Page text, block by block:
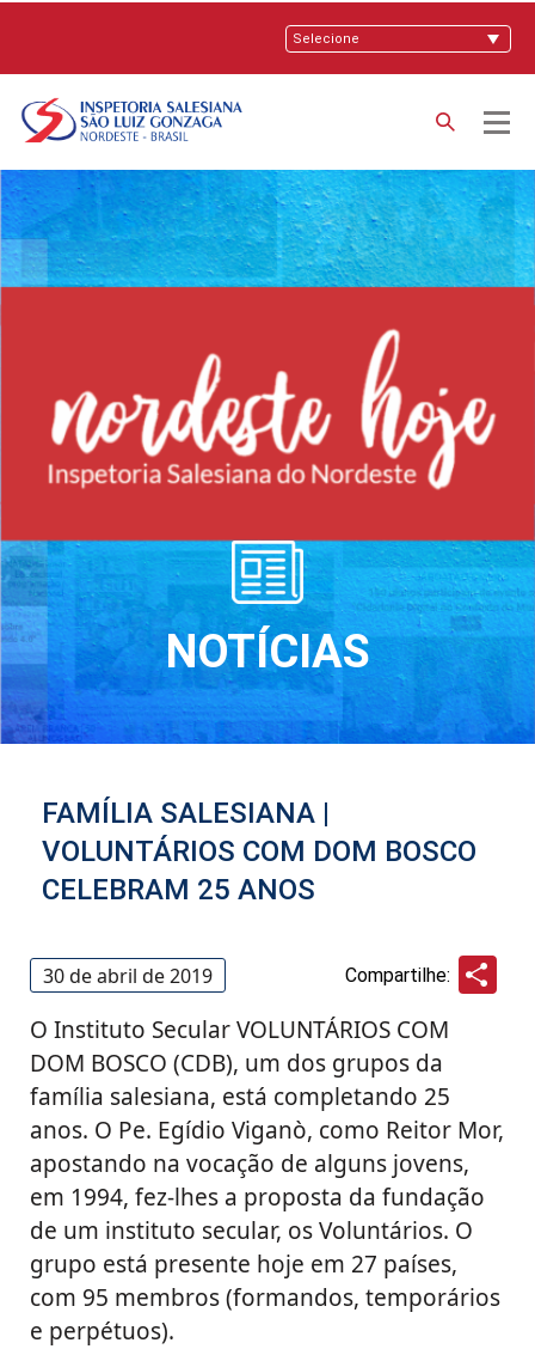
NOTÍCIAS
FAMÍLIA SALESIANA |
VOLUNTÁRIOS COM DOM BOSCO
CELEBRAM 25 ANOS
30 de abril de 2019 Compartilhe:
O Instituto Secular VOLUNTÁRIOS COM
DOM BOSCO (CDB), um dos grupos da
família salesiana, está completando 25
anos. O Pe. Egídio Viganò, como Reitor Mor,
apostando na vocação de alguns jovens,
em 1994, fez-lhes a proposta da fundação
de um instituto secular, os Voluntários. O
grupo está presente hoje em 27 países,
com 95 membros (formandos, temporários
e perpétuos).